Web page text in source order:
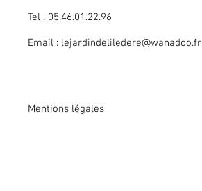
Tel . 05.46.01.22.96
Email : lejardindeliledere@wanadoo.fr
Mentions légales